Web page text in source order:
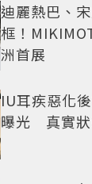
迪麗熱巴、
框！
洲首展
IU耳疾惡化
曝光 真實狀